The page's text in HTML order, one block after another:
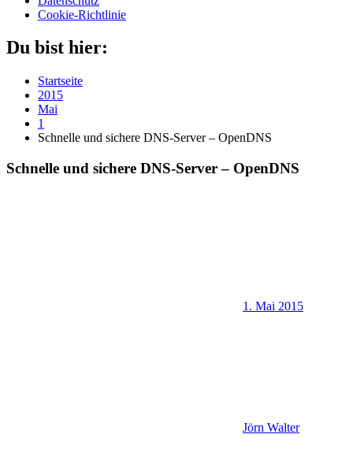
Cookie-Richtlinie
Du bist hier:
Startseite
2015
Mai
1
Schnelle und sichere DNS-Server – OpenDNS
Schnelle und sichere DNS-Server – OpenDNS
1. Mai 2015
Jörn Walter